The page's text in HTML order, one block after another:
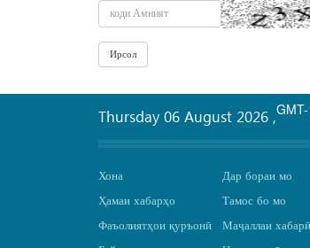
Thursday 06 August 2026 ,
Хона
Ҳамаи хабарҳо
Фаъолиятҳои қуръонӣ
Дар бораи мо
Тамос бо мо
Маҷаллаи хабарӣ